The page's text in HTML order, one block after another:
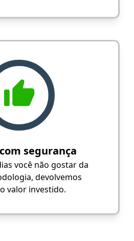
segurança
você não gostar da
devolvemos
valor investido.